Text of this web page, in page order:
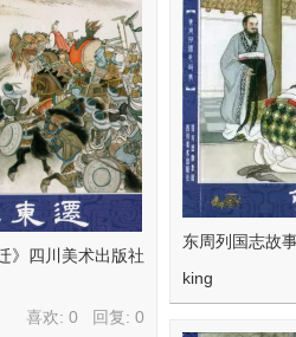
》四川美术出版社
喜欢: 0 回复: 0
东周列国志故
king